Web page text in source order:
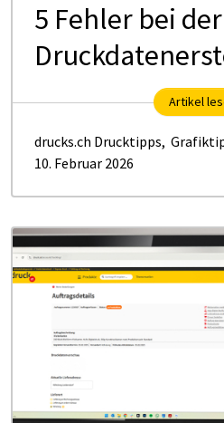
5 Fehler bei der
Artikel
drucks.ch Drucktipps,
10. Februar 2026